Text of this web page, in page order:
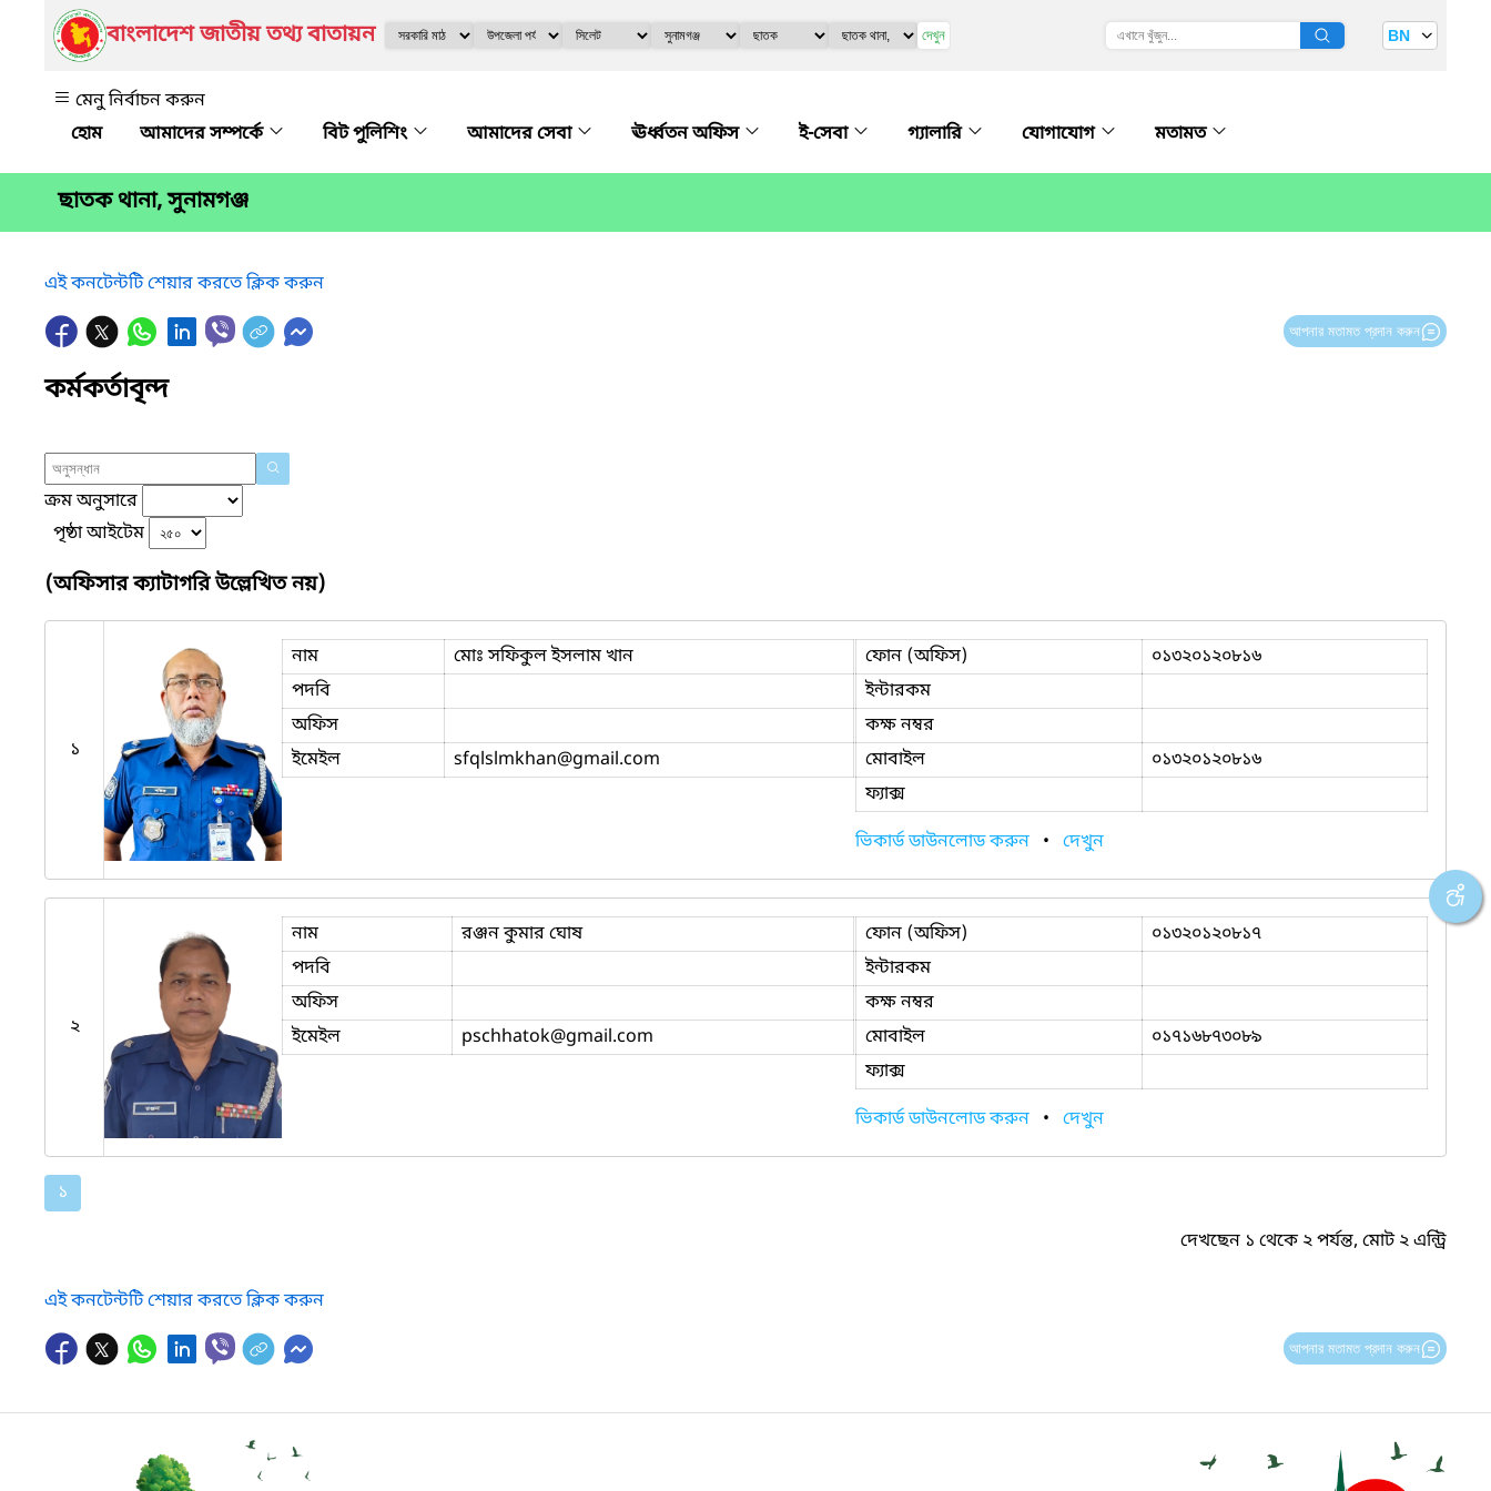
বাংলাদেশ জাতীয় তথ্য বাতায়ন দেখুন BN
মেনু নির্বাচন করুন
আমাদের সম্পর্কে
বিট পুলিশিং আমাদের সেবা ঊর্ধ্বতন অফিস ই-সেবা গ্যালারি যোগাযোগ মতামত
ছাতক থানা, সুনামগঞ্জ
এই কনটেন্টটি শেয়ার করতে ক্লিক করুন
আপনার মতামত প্রদান করুন
কর্মকর্তাবৃন্দ
ক্রম অনুসারে
পৃষ্ঠা আইটেম
(অফিসার ক্যাটাগরি উল্লেখিত নয়)
১
নাম
মোঃ সফিকুল ইসলাম খান
পদবি
অফিস
ইমেইল
sfqlslmkhan@gmail.com
ফোন (অফিস)
০১৩২০১২০৮১৬
ইন্টারকম
কক্ষ নম্বর
মোবাইল
০১৩২০১২০৮১৬
ফ্যাক্স
ভিকার্ড ডাউনলোড করুন • দেখুন
২
নাম
রঞ্জন কুমার ঘোষ
পদবি
অফিস
ইমেইল
pschhatok@gmail.com
ফোন (অফিস)
০১৩২০১২০৮১৭
ইন্টারকম
কক্ষ নম্বর
মোবাইল
০১৭১৬৮৭৩০৮৯
ফ্যাক্স
ভিকার্ড ডাউনলোড করুন • দেখুন
১
দেখছেন ১ থেকে ২ পর্যন্ত, মোট ২ এন্ট্রি
এই কনটেন্টটি শেয়ার করতে ক্লিক করুন
আপনার মতামত প্রদান করুন